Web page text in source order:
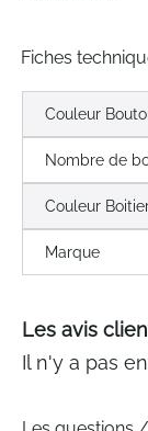
Fiches
Couleur
Nombre de
Couleur
Marque
Les avis
Il n'y a pas